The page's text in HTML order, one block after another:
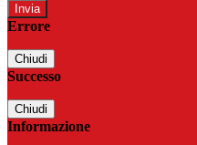
Errore
Chiudi
Successo
Chiudi
Informazione